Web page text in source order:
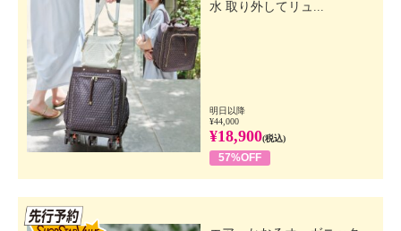
水 取り外してリュ...
明日以降
¥44,000
¥18,900(税込)
57%OFF